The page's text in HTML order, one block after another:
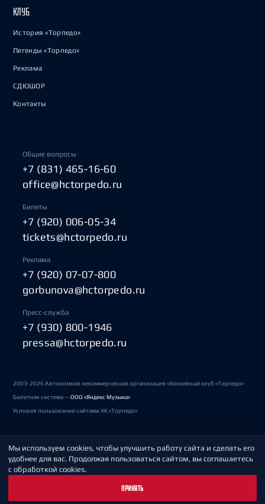
КЛУБ
История «Торпедо»
Легенды «Торпедо»
Реклама
СДЮШОР
Контакты
Общие вопросы
+7 (831) 465-16-60
office@hctorpedo.ru
Билеты
+7 (920) 006-05-34
tickets@hctorpedo.ru
Реклама
+7 (920) 07-07-800
gorbunova@hctorpedo.ru
Пресс-служба
+7 (930) 800-1946
pressa@hctorpedo.ru
2003-2026 Автономная некоммерческая организация «Хоккейный клуб «Торпедо»
Билетная система —ООО «Яндекс Музыка»
Условия пользования сайтами ХК «Торпедо»
Политика обработки персональных данных
Пользовательское соглашение
Мы используем cookies, чтобы улучшить работу сайта и сделать его
удобнее для вас. Продолжая пользоваться сайтом, вы соглашаетесь
с обработкой cookies.
ПРИНЯТЬ